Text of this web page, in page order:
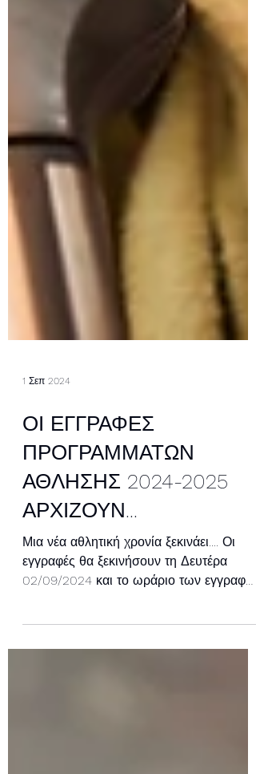
ΟΙ ΕΓΓΡΑΦΕΣ
ΠΡΟΓΡΑΜΜΑΤΩΝ
ΑΘΛΗΣΗΣ 2024-2025
ΑΡΧΙΖΟΥΝ...
Μια νέα αθλητική χρονία ξεκινάει.... Οι
εγγραφές θα ξεκινήσουν τη Δευτέρα
θα είναι 10:00-12:00 και...